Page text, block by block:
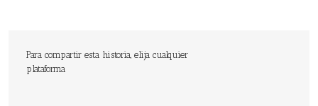
de
Para compartir esta historia, elija cualquier
plataforma